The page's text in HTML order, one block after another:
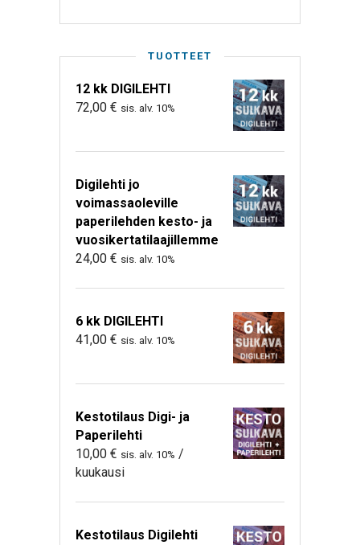
TUOTTEET
12 kk DIGILEHTI
72,00 € sis. alv. 10%
Digilehti jo
voimassaoleville
paperilehden kesto- ja
vuosikertatilaajillemme
24,00 € sis. alv. 10%
6 kk DIGILEHTI
41,00 € sis. alv. 10%
Kestotilaus Digi- ja
Paperilehti
10,00 € sis. alv. 10% /
kuukausi
Kestotilaus Digilehti